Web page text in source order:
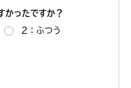
かったですか？
2：ふつう